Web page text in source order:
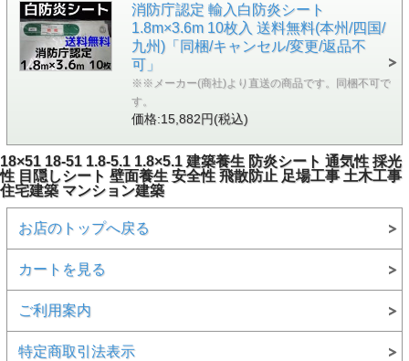
消防庁認定 輸入白防炎シート
1.8m×3.6m 10枚入 送料無料(本州/四国/
九州)「同梱/キャンセル/変更/返品不
可」
※※メーカー(商社)より直送の商品です。同梱不可で
す。
価格:15,882円(税込)
18×51 18-51 1.8-5.1 1.8×5.1 建築養生 防炎シート 通気性 採光
性 目隠しシート 壁面養生 安全性 飛散防止 足場工事 土木工事
住宅建築 マンション建築
お店のトップへ戻る
カートを見る
ご利用案内
特定商取引法表示